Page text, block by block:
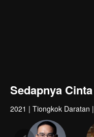
Sedapnya Cinta
2021 | Tiongkok Daratan |